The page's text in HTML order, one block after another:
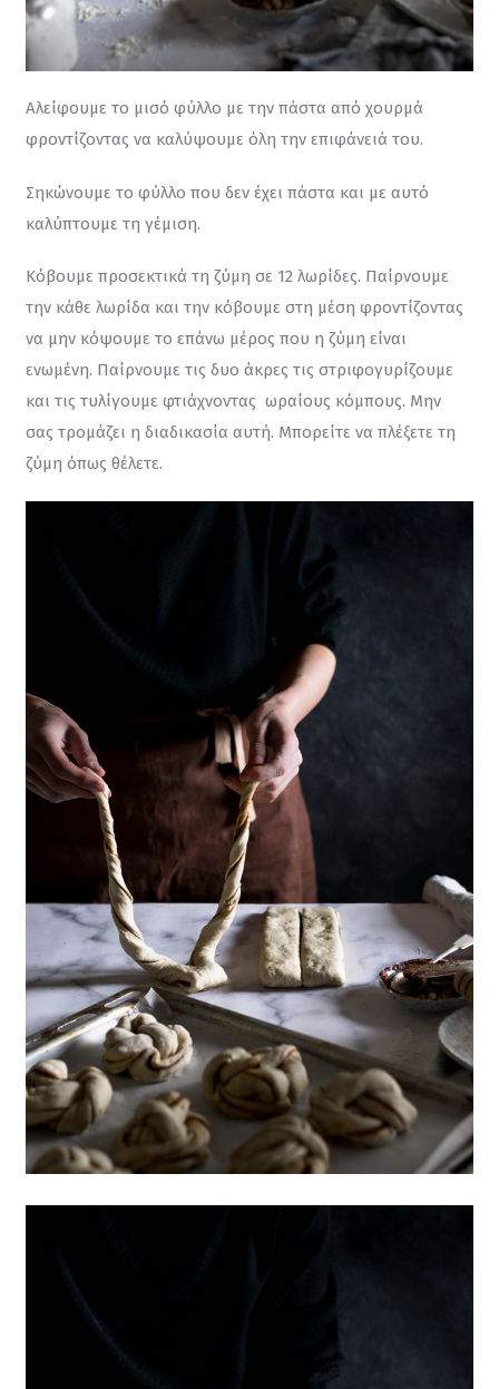
Αλείφουμε το μισό φύλλο με την πάστα από χουρμά
φροντίζοντας να καλύψουμε όλη την επιφάνειά του.
Σηκώνουμε το φύλλο που δεν έχει πάστα και με αυτό
καλύπτουμε τη γέμιση.
Κόβουμε προσεκτικά τη ζύμη σε 12 λωρίδες. Παίρνουμε
την κάθε λωρίδα και την κόβουμε στη μέση φροντίζοντας
να μην κόψουμε το επάνω μέρος που η ζύμη είναι
ενωμένη. Παίρνουμε τις δυο άκρες τις στριφογυρίζουμε
και τις τυλίγουμε φτιάχνοντας  ωραίους κόμπους. Μην
σας τρομάζει η διαδικασία αυτή. Μπορείτε να πλέξετε τη
ζύμη όπως θέλετε.